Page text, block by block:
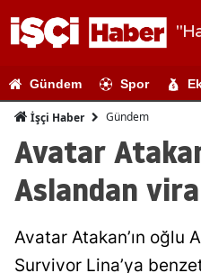
Gündem Spor
İşçi Haber Gündem
Avatar
Aslandan
Avatar Atakan’ın oğlu
Survivor Lina’ya